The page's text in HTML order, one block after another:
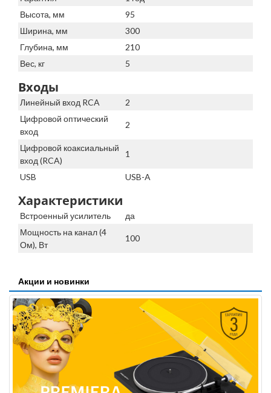
Высота, мм
95
Ширина, мм
300
Глубина, мм
210
Вес, кг
5
Входы
Линейный вход RCA
2
Цифровой оптический
вход
2
Цифровой коаксиальный
вход (RCA)
1
USB USB-A
Характеристики
Встроенный усилитель
да
Мощность на канал (4
Ом), Вт
100
Акции и новинки